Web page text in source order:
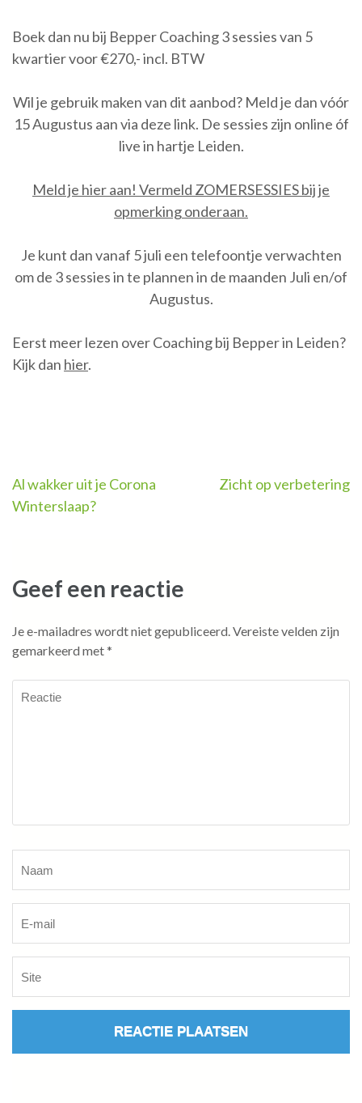
Boek dan nu bij Bepper Coaching 3 sessies van 5
kwartier voor €270,- incl. BTW
Wil je gebruik maken van dit aanbod? Meld je dan vóór
15 Augustus aan via deze link. De sessies zijn online óf
live in hartje Leiden.
Meld je hier aan! Vermeld ZOMERSESSIES bij je
opmerking onderaan.
Je kunt dan vanaf 5 juli een telefoontje verwachten
om de 3 sessies in te plannen in de maanden Juli en/of
Augustus.
Eerst meer lezen over Coaching bij Bepper in Leiden?
Kijk dan hier.
Bericht
navigatie
Al wakker uit je Corona
Winterslaap?
Zicht op verbetering
Geef een reactie
Je e-mailadres wordt niet gepubliceerd.Vereiste velden zijn
gemarkeerd met*